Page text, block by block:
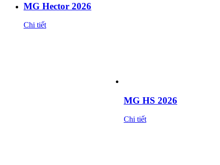
MG Hector 2026
Chi tiết
MG HS 2026
Chi tiết